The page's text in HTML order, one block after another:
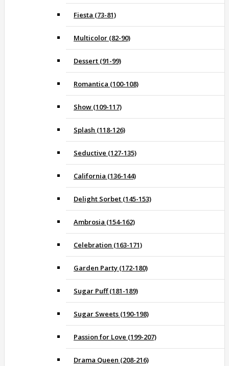
Fiesta (73-81)
Multicolor (82-90)
Dessert (91-99)
Romantica (100-108)
Show (109-117)
Splash (118-126)
Seductive (127-135)
California (136-144)
Delight Sorbet (145-153)
Ambrosia (154-162)
Celebration (163-171)
Garden Party (172-180)
Sugar Puff (181-189)
Sugar Sweets (190-198)
Passion for Love (199-207)
Drama Queen (208-216)